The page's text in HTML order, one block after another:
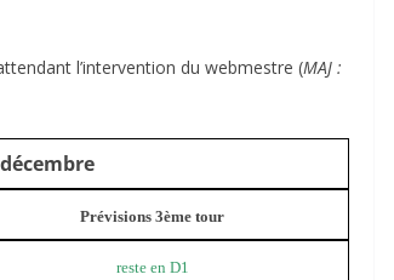
l’intervention du webmestre (MAJ :
décembre
Prévisions 3ème tour
reste en D1